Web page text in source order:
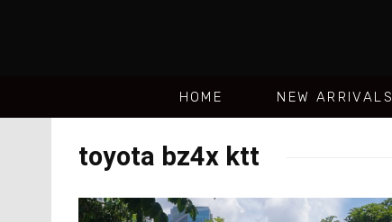
HOME NEW ARRIVALS
toyota bz4x ktt